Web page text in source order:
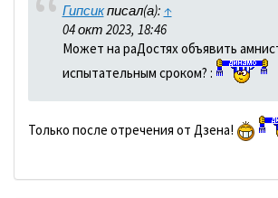
Гипсикписал(а): ↑
04 окт 2023, 18:46
Может на раДостях объявить
испытательным сроком? :
Только после отречения от Дзена!